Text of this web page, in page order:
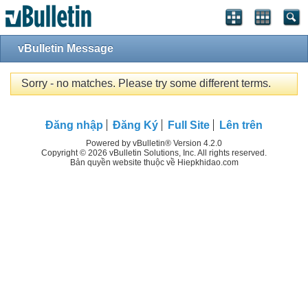
vBulletin Message
Sorry - no matches. Please try some different terms.
Đăng nhập Đăng Ký Full Site Lên trên
Powered by vBulletin® Version 4.2.0
Copyright © 2026 vBulletin Solutions, Inc. All rights reserved.
Bản quyền website thuộc về Hiepkhidao.com